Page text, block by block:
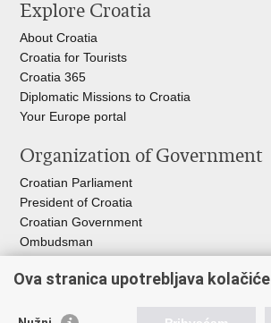
page
Facebook
X
Explore Croatia
About Croatia
Croatia for Tourists
Croatia 365
Diplomatic Missions to Croatia
Your Europe portal​
Organization of Government
Croatian Parliament
President of Croatia
Croatian Government
Ombudsman​
Useful links
Ova stranica upotrebljava kolačiće